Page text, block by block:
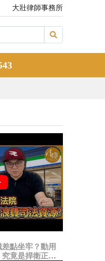
大壯律師事務所
點坐牢？動用
竟是捍衛正義